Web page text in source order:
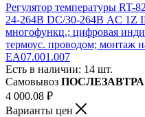
Регулятор температуры RT-
24-264В DC/30-264В AC 1Z
многофункц.; цифровая
термоус. проводом; монтаж
EA07.001.007
Есть в наличии: 14 шт.
Самовывоз ПОСЛЕЗАВТРА
4 000.08 ₽
Варианты цен